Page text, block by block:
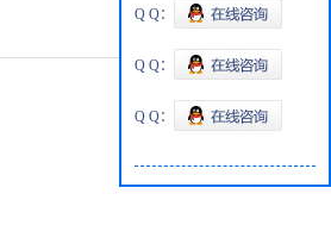
Q Q：
Q Q：
Q Q：